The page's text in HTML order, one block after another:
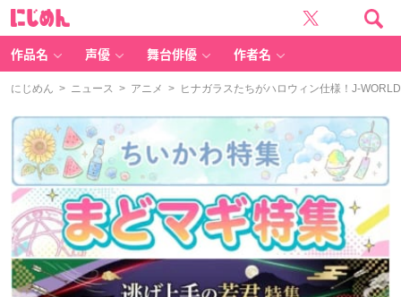
作品名 声優 舞台俳優 作者名
にじめん > ニュース > アニメ > ヒナガラスたちがハロウィン仕様！J-